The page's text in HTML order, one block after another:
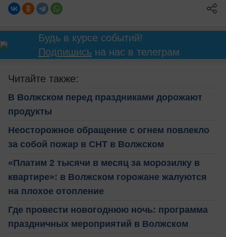
Будь в курсе событий!
Подпишисьна нас в телеграм
Читайте также:
В Волжском перед праздниками дорожают
продукты
Неосторожное обращение с огнем повлекло
за собой пожар в СНТ в Волжском
«Платим 2 тысячи в месяц за морозилку в
квартире»: в Волжском горожане жалуются
на плохое отопление
Где провести новогоднюю ночь: программа
праздничных мероприятий в Волжском